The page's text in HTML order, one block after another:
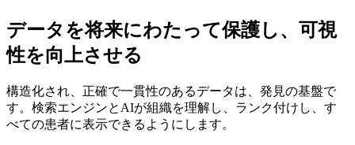
データを将来にわたって保護し、可視
性を向上させる
構造化され、正確で一貫性のあるデータは、発見の基盤で
す。検索エンジンとAIが組織を理解し、ランク付けし、す
べての患者に表示できるようにします。